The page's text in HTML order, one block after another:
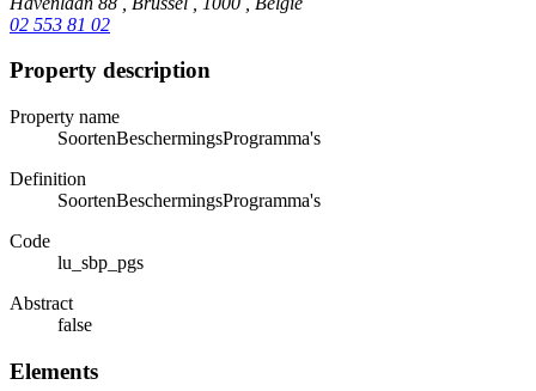
02 553 81 02
Property description
Property name
SoortenBeschermingsProgramma's
Definition
SoortenBeschermingsProgramma's
Code
lu_sbp_pgs
Abstract
false
Elements